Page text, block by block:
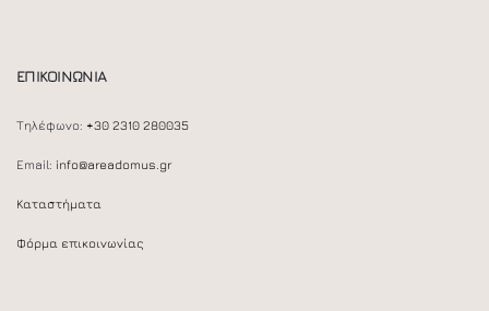
ΕΠΙΚΟΙΝΩΝΙΑ
Τηλέφωνο: +30 2310 280035
Email: info@areadomus.gr
Καταστήματα
Φόρμα επικοινωνίας